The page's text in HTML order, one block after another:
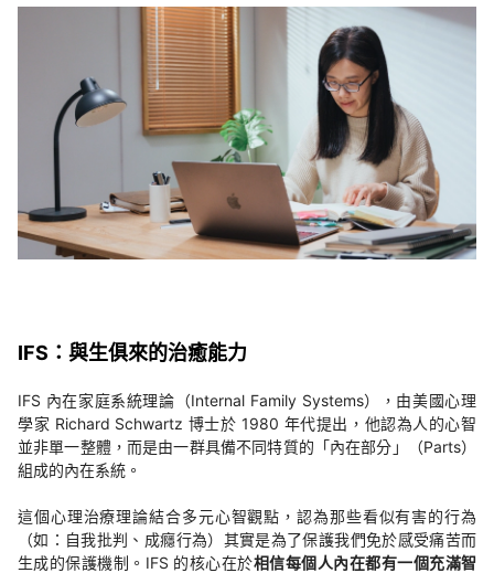
IFS：與生俱來的治癒能力
IFS 內在家庭系統理論（Internal Family Systems），由美國心理
學家 Richard Schwartz 博士於 1980 年代提出，他認為人的心智
並非單一整體，而是由一群具備不同特質的「內在部分」（Parts）
組成的內在系統。
這個心理治療理論結合多元心智觀點，認為那些看似有害的行為
（如：自我批判、成癮行為）其實是為了保護我們免於感受痛苦而
生成的保護機制。IFS 的核心在於相信每個人內在都有一個充滿智